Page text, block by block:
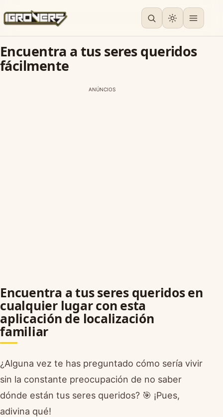
Encuentra a tus seres queridos
fácilmente
ANÚNCIOS
Encuentra a tus seres queridos en
cualquier lugar con esta
aplicación de localización
familiar
¿Alguna vez te has preguntado cómo sería vivir
sin la constante preocupación de no saber
dónde están tus seres queridos? 🎯 ¡Pues,
adivina qué!